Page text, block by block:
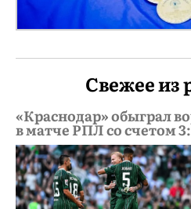
Свежее из
«Краснодар» обыграл
в матче РПЛ со счетом